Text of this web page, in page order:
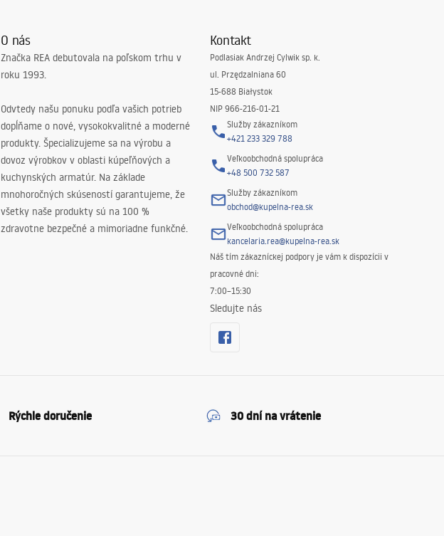
O nás
Značka REA debutovala na poľskom trhu v
roku 1993.
Odvtedy našu ponuku podľa vašich potrieb
dopĺňame o nové, vysokokvalitné a moderné
produkty. Špecializujeme sa na výrobu a
dovoz výrobkov v oblasti kúpeľňových a
kuchynských armatúr. Na základe
mnohoročných skúseností garantujeme, že
všetky naše produkty sú na 100 %
zdravotne bezpečné a mimoriadne funkčné.
Kontakt
Podlasiak Andrzej Cylwik sp. k.
ul. Przędzalniana 60
15-688 Białystok
NIP 966-216-01-21
Služby zákazníkom
+421 233 329 788
Veľkoobchodná spolupráca
+48 500 732 587
Služby zákazníkom
obchod@kupelna-rea.sk
Veľkoobchodná spolupráca
kancelaria.rea@kupelna-rea.sk
Náš tím zákazníckej podpory je vám k dispozícii v
pracovné dni:
7:00–15:30
Sledujte nás
Rýchle doručenie 30 dní na vrátenie